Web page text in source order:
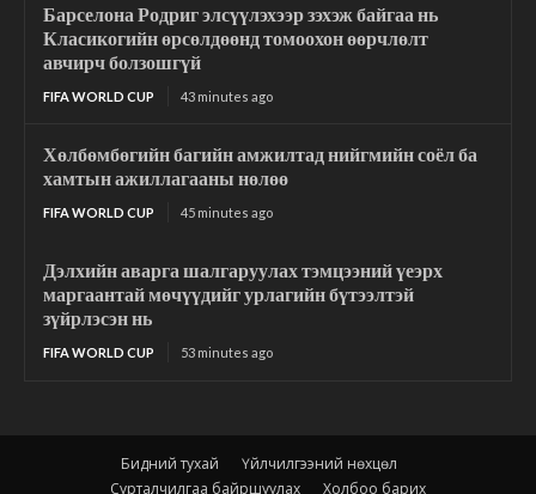
Барселона Родриг элсүүлэхээр зэхэж байгаа нь
Класикогийн өрсөлдөөнд томоохон өөрчлөлт
авчирч болзошгүй
FIFA WORLD CUP 43 minutes ago
Хөлбөмбөгийн багийн амжилтад нийгмийн соёл ба
хамтын ажиллагааны нөлөө
FIFA WORLD CUP 45 minutes ago
Дэлхийн аварга шалгаруулах тэмцээний үеэрх
маргаантай мөчүүдийг урлагийн бүтээлтэй
зүйрлэсэн нь
FIFA WORLD CUP 53 minutes ago
Бидний тухай
Үйлчилгээний нөхцөл
Сурталчилгаа байршуулах
Холбоо барих